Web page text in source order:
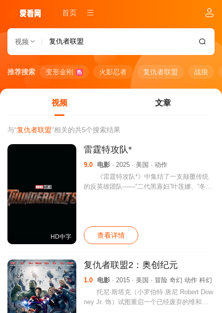
首页
视频
推荐搜索 变形金刚 热 火影忍者 复仇者联盟 战狼
视频 文章
与“复仇者联盟”相关的共5个搜索结果
HD中字
雷霆特攻队*
9.0 电影 · 2025 · 美国 · 动作
《雷霆特攻队*》中集结了一支颠覆传统
的反英雄团队——“二代黑寡妇”叶莲娜、“冬
查看详情
复仇者联盟2：奥创纪元
1.0 电影 · 2015 · 美国 · 冒险 奇幻 动作 科幻
托尼·斯塔克（小罗伯特·唐尼 Robert Dow
ney Jr. 饰）试图重启一个已经废弃的维和项